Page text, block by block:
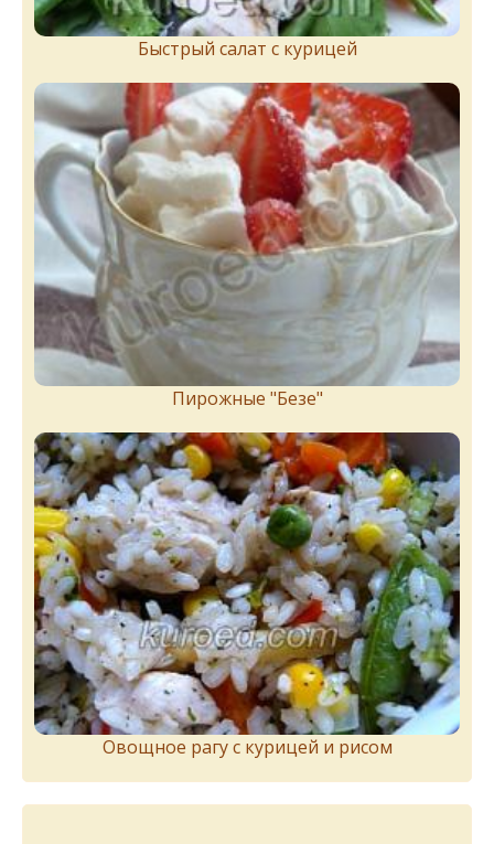
Быстрый салат с курицей
Пирожныe "Бeзe"
Овощное рагу с курицей и рисом